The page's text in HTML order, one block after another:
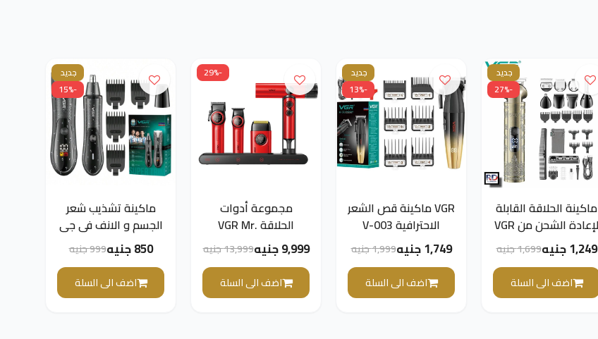
جديد
-27%
ماكينة الحلاقة القابلة
لإعادة الشحن من VGR
V-110 1,249 جنيه 1,699 جنيه
اضف الى السلة
جديد
-13%
VGR ماكينة قص الشعر
الاحترافية V-003
للرجال، (أسود * ذهبي)
1,749 جنيه 1,999 جنيه
اضف الى السلة
-29%
مجموعة أدوات
الحلاقة VGR Mr.
SUPER POWER
Stepless Pro 4 في 1
للصالون، لون أحمر
9,999 جنيه 13,999 جنيه
اضف الى السلة
جديد
-15%
ماكينة تشذيب شعر
الجسم و الانف في جي
ار بروفيشنال V-934
850 جنيه 999 جنيه
اضف الى السلة